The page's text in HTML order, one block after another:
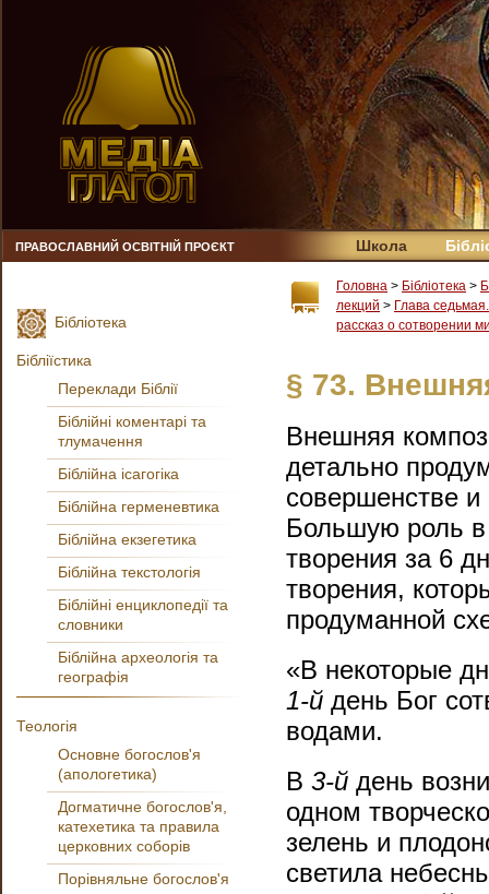
ПРАВОСЛАВНИЙ ОСВІТНІЙ ПРОЄКТ Школа
Головна > Бібліотека >
лекций > Глава
рассказ о сотворении
§ 73.
Внешняя
детально
совершенстве
Большую роль в
творения за 6
творения,
продуманной
«В некоторые
1-й день Бог
водами.
В 3-й день
одном
зелень и
светила
Бібліотека
Бібліїстика
Переклади Біблії
Біблійні коментарі та
тлумачення
Біблійна ісагогіка
Біблійна герменевтика
Біблійна екзегетика
Біблійна текстологія
Біблійні енциклопедії та
словники
Біблійна археологія та
географія
Теологія
Основне богослов'я
(апологетика)
Догматичне богослов'я,
катехетика та правила
церковних соборів
Порівняльне богослов'я